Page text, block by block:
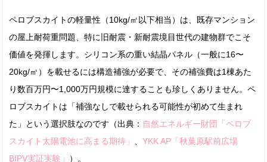
ペロブスカイトの軽量性（10kg/㎡以下相当）は、既存マンション
の屋上耐荷重問題、特に旧耐震・新耐震境目世代の建物群でこそ
価値を発揮します。シリコン系の重い結晶パネル（一般に16〜
20kg/㎡）を載せるには構造補強が必要で、その補強費は1棟あた
り数百万円〜1,000万円規模に達することも珍しくありません。ペ
ロブスカイトは「補強なしで載せられる可能性が初めて生まれ
た」という選択肢なのです（出典： 自然エネルギー財団「ペロブ
スカイト太陽電池に高まる期待」
YKK AP「秋葉原駅前広場
BIPV実証実験」
）。